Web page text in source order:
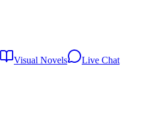
Visual Novels
Live Chat